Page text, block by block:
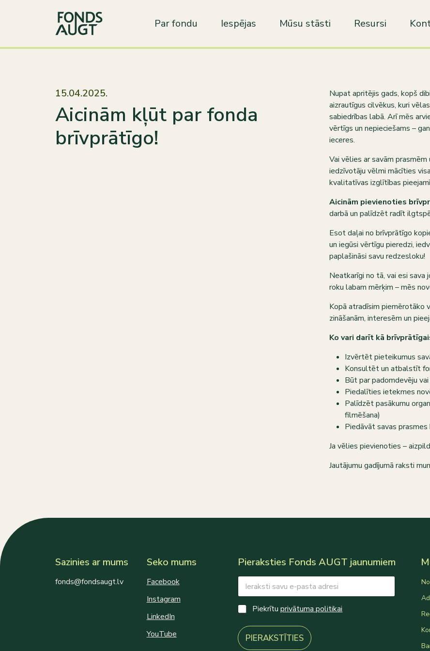
Par fondu Iespējas Mūsu stāsti Resursi
15.04.2025.
Aicinām kļūt par fonda
brīvprātīgo!
Nupat apritējis gads, kopš
aizrautīgus cilvēkus, kuri
sabiedrības labā. Arī mēs
vērtīgs un nepieciešams –
ieceres.
Vai vēlies ar savām
iedzīvotāju vēlmi mācīties
kvalitatīvas izglītības
Aicinām pievienoties
darbā un palīdzēt radīt
Esot daļai no brīvprātīgo
un iegūsi vērtīgu pieredzi,
paplašināsi savu redzesloku!
Neatkarīgi no tā, vai esi
roku labam mērķim – mēs
Kopā atradīsim piemērotāko
zināšanām, interesēm un
Ko vari darīt kā
Izvērtēt pieteikumus
Konsultēt un atbalstīt
Būt par padomdevēju
Piedalīties ietekmes
Palīdzēt pasākumu
filmēšana)
Piedāvāt savas prasmes
Ja vēlies pievienoties –
Jautājumu gadījumā raksti
Sazinies ar mums
fonds@fondsaugt.lv
Seko mums
Facebook
Instagram
LinkedIn
YouTube
Pieraksties Fonds AUGT jaunumiem
*
C
h
c
k
b
E
a
i
l
C
e
c
k
Piekrītuprivātuma politikai
PIERAKSTĪTIES